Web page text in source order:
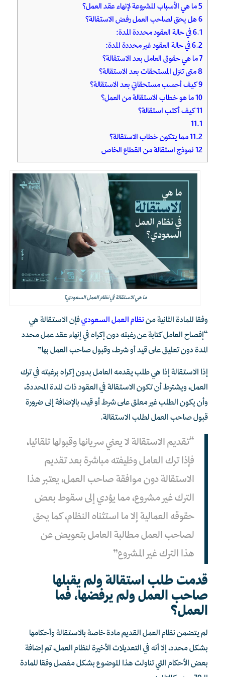
5ما هي الأسباب المشروعة لإنهاء عقد العمل؟
6هل يحق لصاحب العمل رفض الاستقالة؟
6.1في حالة العقود محددة المدة:
6.2في حالة العقود غير محددة المدة:
7ما هي حقوق العامل بعد الاستقالة؟
8متى تنزل المستحقات بعد الاستقالة؟
9كيف أحسب مستحقاتي بعد الاستقالة؟
10ما هو خطاب الاستقالة من العمل؟
11كيف أكتب استقالة؟
11.1
11.2مما يتكون خطاب الاستقالة؟
12نموذج استقالة من القطاع الخاص
ما هي الاستقالة في نظام العمل السعودي؟
وفقا للمادة الثانية مننظام العمل السعوديفإن الاستقالة هي
“إفصاح العامل كتابة عن رغبته دون إكراه في إنهاء عقد عمل محدد
المدة دون تعليق على قيد أو شرط، وقبول صاحب العمل بها”
إذا الاستقالة إذا هي طلب يقدمه العامل بدون إكراه برغبته في ترك
العمل، ويشترط أن تكون الاستقالة في العقود ذات المدة المحددة،
وأن يكون الطلب غير معلق على شرط أو قيد، بالإضافة إلى ضرورة
قبول صاحب العمل لطلب الاستقالة.
“تقديم الاستقالة لا يعني سريانها وقبولها تلقائيا،
فإذا ترك العامل وظيفته مباشرة بعد تقديم
الاستقالة دون موافقة صاحب العمل، يعتبر هذا
الترك غير مشروع، مما يؤدي إلى سقوط بعض
حقوقه العمالية إلا ما استثناه النظام، كما يحق
لصاحب العمل مطالبة العامل بتعويض عن
هذا الترك غير المشروع”
قدمت طلب استقالة ولم يقبلها
صاحب العمل ولم يرفضها، فما
العمل؟
لم يتضمن نظام العمل القديم مادة خاصة بالاستقالة وأحكامها
بشكل محدد، إلا أنه في التعديلات الأخيرة لنظام العمل، تم إضافة
بعض الأحكام التي تناولت هذا الموضوع بشكل مفصل وفقا للمادة